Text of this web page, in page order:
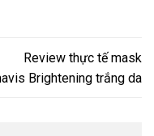
Review thực tế mask
Brightening trắng da